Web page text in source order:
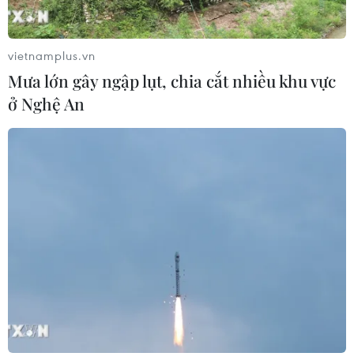
vietnamplus.vn
Mưa lớn gây ngập lụt, chia cắt nhiều khu vực
ở Nghệ An